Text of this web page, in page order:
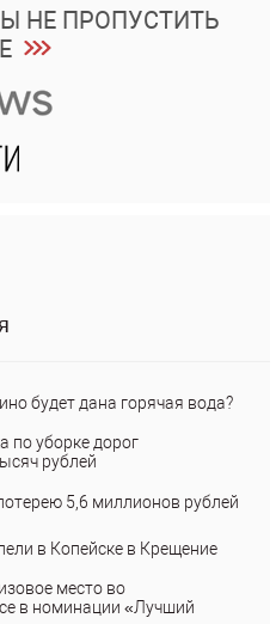
НЕ ПРОПУСТИТЬ
будет дана горячая вода?
по уборке дорог
рублей
5,6 миллионов рублей
в Копейске в Крещение
место во
в номинации «Лучший